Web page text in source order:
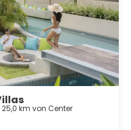
25,0 km von Center